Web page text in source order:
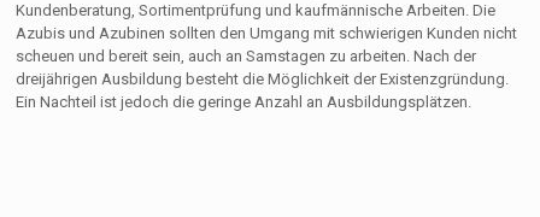
Kundenberatung, Sortimentprüfung und kaufmännische Arbeiten. Die
Azubis und Azubinen sollten den Umgang mit schwierigen Kunden nicht
scheuen und bereit sein, auch an Samstagen zu arbeiten. Nach der
dreijährigen Ausbildung besteht die Möglichkeit der Existenzgründung.
Ein Nachteil ist jedoch die geringe Anzahl an Ausbildungsplätzen.